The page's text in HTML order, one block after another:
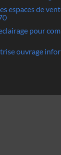
espaces de
pour
ouvrage